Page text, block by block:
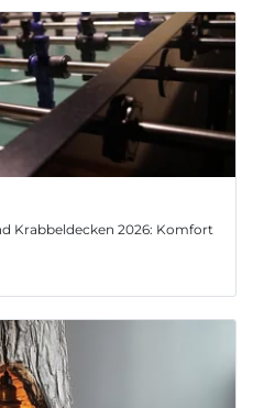
Krabbeldecken 2026: Komfort